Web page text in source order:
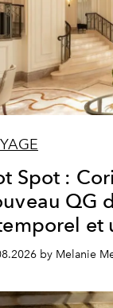
Spot :
QG
et
by Melanie